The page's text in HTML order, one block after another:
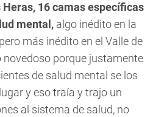
16 camas específicas
mental, algo inédito en la
más inédito en el Valle de
novedoso porque justamente
de salud mental se los
y eso traía y trajo un
al sistema de salud, no